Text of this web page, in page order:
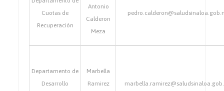
Cuotas de
Recuperación
Antonio
Calderon
Meza
Departamento de
Desarrollo
Marbella
Ramirez